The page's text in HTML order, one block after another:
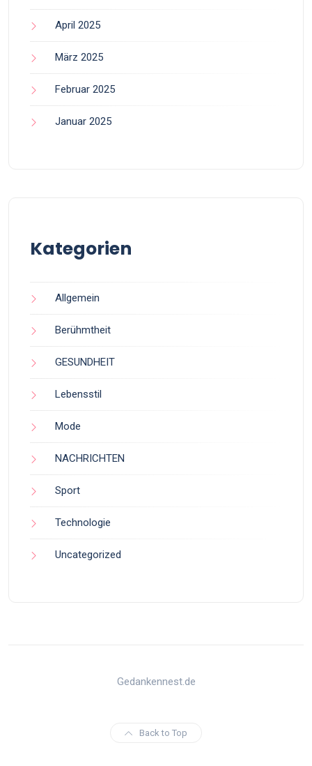
April 2025
März 2025
Februar 2025
Januar 2025
Kategorien
Allgemein
Berühmtheit
GESUNDHEIT
Lebensstil
Mode
NACHRICHTEN
Sport
Technologie
Uncategorized
Gedankennest.de
Back to Top